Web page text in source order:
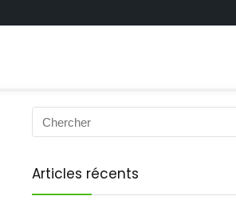
Articles récents